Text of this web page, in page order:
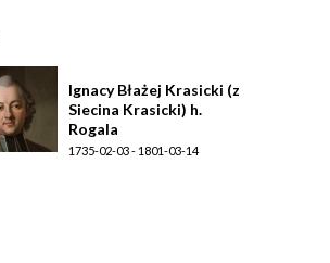
Ignacy Błażej Krasicki (z
Siecina Krasicki) h.
Rogala
1735-02-03 - 1801-03-14